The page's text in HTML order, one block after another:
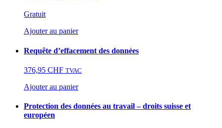
Gratuit
Ajouter au panier
Requête d’effacement des données
376,95 CHF TVAC
Ajouter au panier
Protection des données au travail – droits suisse et
européen